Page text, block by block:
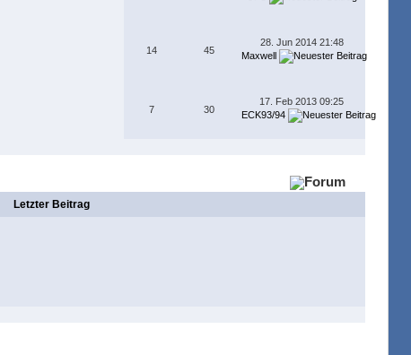
14 45
28. Jun 2014 21:48
Maxwell
7 30
17. Feb 2013 09:25
ECK93/94
Letzter Beitrag